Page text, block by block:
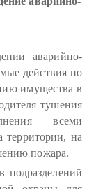
аварийно-
действия по
имущества в
тушения
всеми
на
пожара.
подразделений